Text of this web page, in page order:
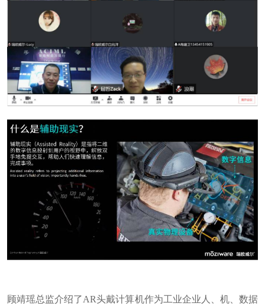
顾靖瑶总监介绍了AR头戴计算机作为工业企业人、机、数据